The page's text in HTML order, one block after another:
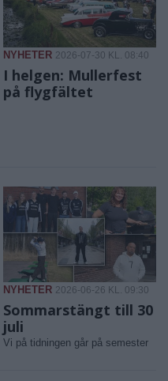
NYHETER 2026-07-30 KL. 08:40
I helgen: Mullerfest
på flygfältet
NYHETER 2026-06-26 KL. 09:30
Sommarstängt till 30
juli
Vi på tidningen går på semester